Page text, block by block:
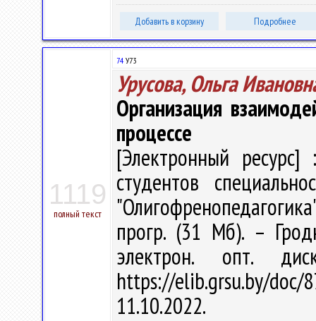
Добавить в корзину Подробнее
1119
полный текст
74 У73
Урусова, Ольга
Организация
процессе
[Электронный ресурс]
студентов
прогр. (31 Мб). –
электрон. опт.
https://elib.grsu.by/
11.10.2022.